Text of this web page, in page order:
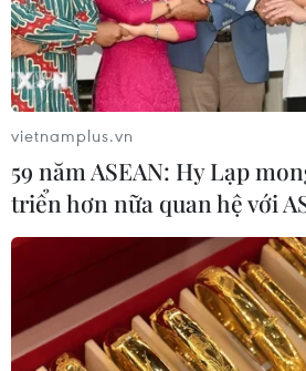
có mặt trên một chiếc tàu lặn mắc
Titanic dưới đáy Đại Tây Dương.
vietnamplus.vn
59 năm ASEAN: Hy Lạp
triển hơn nữa quan hệ với